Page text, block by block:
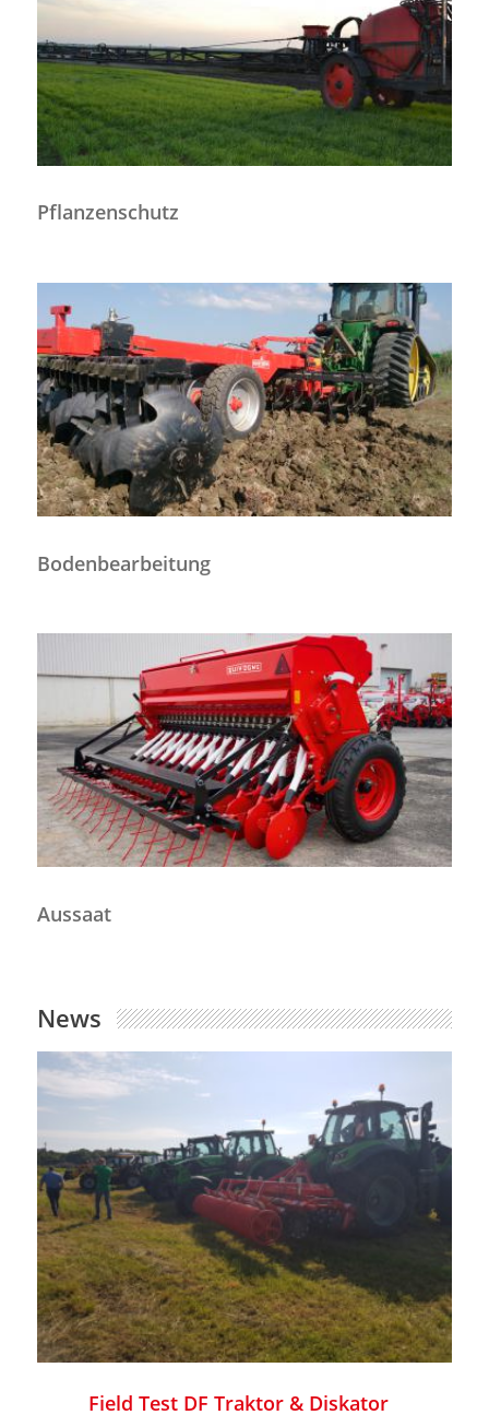
Pflanzenschutz
Bodenbearbeitung
Aussaat
News
Field Test DF Traktor & Diskator